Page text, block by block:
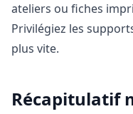
ateliers ou fiches
Privilégiez les
plus vite.
Récapitulatif